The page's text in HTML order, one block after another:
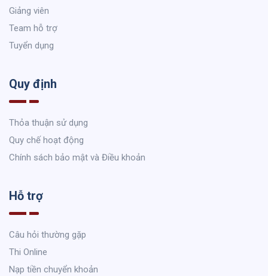
Giảng viên
Team hỗ trợ
Tuyển dụng
Quy định
Thỏa thuận sử dụng
Quy chế hoạt động
Chính sách bảo mật và Điều khoản
Hỗ trợ
Câu hỏi thường gặp
Thi Online
Nạp tiền chuyển khoản